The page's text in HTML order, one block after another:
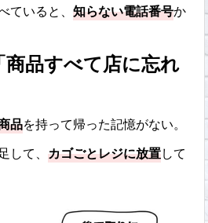
ていると、知らない電話番号か
品すべて店に忘れ
品を持って帰った記憶がない。
して、カゴごとレジに放置して